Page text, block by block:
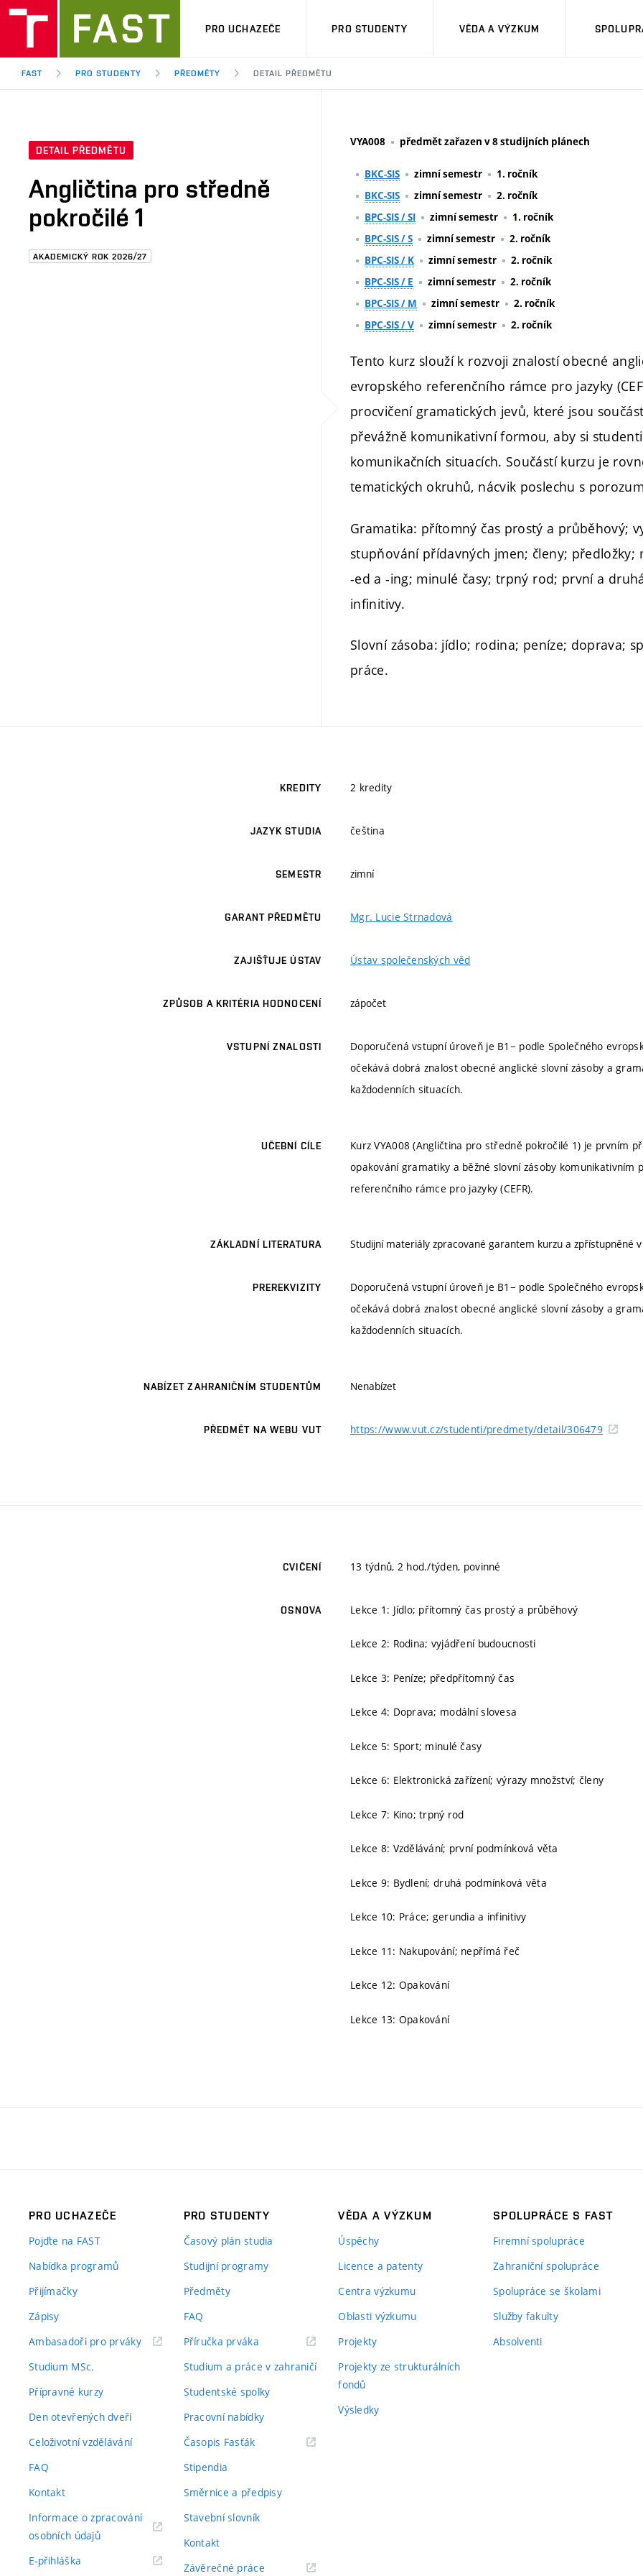
PRO UCHAZEČE PRO STUDENTY VĚDA A VÝZKUM
FAST PRO STUDENTY PŘEDMĚTY DETAIL PŘEDMĚTU
DETAIL PŘEDMĚTU
Angličtina pro středně
pokročilé 1
AKADEMICKÝ ROK 2026/27
VYA008 předmět zařazen v 8 studijních plánech
BKC-SIS zimní semestr
1. ročník
BKC-SIS
zimní semestr
2. ročník
BPC-SIS / SI
zimní semestr
1. ročník
BPC-SIS / S
zimní semestr
2. ročník
BPC-SIS / K
zimní semestr
2. ročník
BPC-SIS / E
zimní semestr
2. ročník
BPC-SIS / M
zimní semestr
2. ročník
BPC-SIS / V
zimní semestr 2. ročník
Tento kurz slouží k rozvoji znalostí obecné
evropského referenčního rámce pro jazyky
procvičení gramatických jevů, které jsou
převážně komunikativní formou, aby si
komunikačních situacích. Součástí kurzu je
tematických okruhů, nácvik poslechu s
Gramatika: přítomný čas prostý a průběhový;
stupňování přídavných jmen; členy;
-ed a -ing; minulé časy; trpný rod; první a
infinitivy.
Slovní zásoba: jídlo; rodina; peníze; doprava;
práce.
KREDITY 2 kredity
JAZYK STUDIA čeština
SEMESTR zimní
GARANT PŘEDMĚTU Mgr. Lucie Strnadová
ZAJIŠŤUJE ÚSTAV Ústav společenských věd
ZPŮSOB A KRITÉRIA HODNOCENÍ zápočet
VSTUPNÍ ZNALOSTI
Doporučená vstupní úroveň je B1− podle Společného
očekává dobrá znalost obecné anglické slovní zásoby a
každodenních situacích.
UČEBNÍ CÍLE
Kurz VYA008 (Angličtina pro středně pokročilé 1) je prvním
opakování gramatiky a běžné slovní zásoby
referenčního rámce pro jazyky (CEFR).
ZÁKLADNÍ LITERATURA Studijní materiály zpracované garantem kurzu a zpřístupněné
PREREKVIZITY
Doporučená vstupní úroveň je B1− podle Společného
očekává dobrá znalost obecné anglické slovní zásoby a
každodenních situacích.
NABÍZET ZAHRANIČNÍM STUDENTŮM Nenabízet
PŘEDMĚT NA WEBU VUT https://www.vut.cz/studenti/predmety/detail/306479
CVIČENÍ 13 týdnů, 2 hod./týden, povinné
OSNOVA Lekce 1: Jídlo; přítomný čas prostý a průběhový
Lekce 2: Rodina; vyjádření budoucnosti
Lekce 3: Peníze; předpřítomný čas
Lekce 4: Doprava; modální slovesa
Lekce 5: Sport; minulé časy
Lekce 6: Elektronická zařízení; výrazy množství; členy
Lekce 7: Kino; trpný rod
Lekce 8: Vzdělávání; první podmínková věta
Lekce 9: Bydlení; druhá podmínková věta
Lekce 10: Práce; gerundia a infinitivy
Lekce 11: Nakupování; nepřímá řeč
Lekce 12: Opakování
Lekce 13: Opakování
PRO UCHAZEČE
Pojďte na FAST
Nabídka programů
Přijímačky
Zápisy
Ambasadoři pro prváky(externí
Studium MSc.
Přípravné kurzy
Den otevřených dveří
Celoživotní vzdělávání
FAQ
Kontakt
Informace o zpracování
osobních údajů(externí
E-přihláška
PRO STUDENTY
Časový plán studia
Studijní programy
Předměty
FAQ
Příručka prváka(externí
Studium a práce v zahraničí
Studentské spolky
Pracovní nabídky
Časopis Fasťák(externí
Stipendia
Směrnice a předpisy
Stavební slovník
Kontakt
Závěrečné práce(externí
VĚDA A VÝZKUM
Úspěchy
Licence a patenty
Centra výzkumu
Oblasti výzkumu
Projekty
Projekty ze strukturálních
fondů
Výsledky
SPOLUPRÁCE S FAST
Firemní spolupráce
Zahraniční spolupráce
Spolupráce se školami
Služby fakulty
Absolventi